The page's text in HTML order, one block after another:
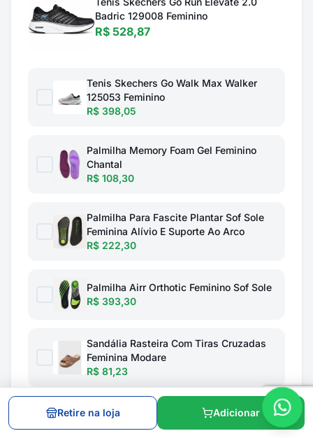
Badric 129008 Feminino
R$ 528,87
Tenis Skechers Go Walk Max Walker
125053 Feminino
R$ 398,05
Palmilha Memory Foam Gel Feminino
Chantal
R$ 108,30
Palmilha Para Fascite Plantar Sof Sole
Feminina Alívio E Suporte Ao Arco
R$ 222,30
Palmilha Airr Orthotic Feminino Sof Sole
R$ 393,30
Sandália Rasteira Com Tiras Cruzadas
Feminina Modare
R$ 81,23
Sandalia Modare Tecido Tramado
Valencia Milano Feminino
Retire na loja Adicionar